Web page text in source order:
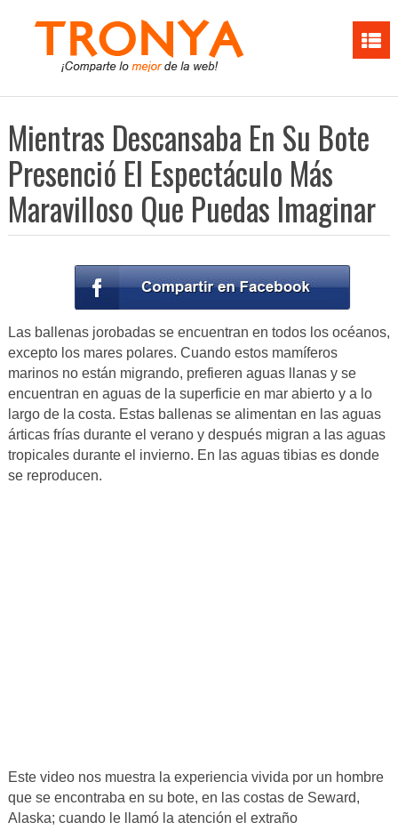
Mientras Descansaba En Su Bote
Presenció El Espectáculo Más
Maravilloso Que Puedas Imaginar
Las ballenas jorobadas se encuentran en todos los océanos,
excepto los mares polares. Cuando estos mamíferos
marinos no están migrando, prefieren aguas llanas y se
encuentran en aguas de la superficie en mar abierto y a lo
largo de la costa. Estas ballenas se alimentan en las aguas
árticas frías durante el verano y después migran a las aguas
tropicales durante el invierno. En las aguas tibias es donde
se reproducen.
Este video nos muestra la experiencia vivida por un hombre
que se encontraba en su bote, en las costas de Seward,
Alaska; cuando le llamó la atención el extraño